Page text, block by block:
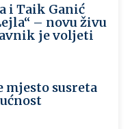
i Taik Ganić
– novu živu
je voljeti
mjesto susreta